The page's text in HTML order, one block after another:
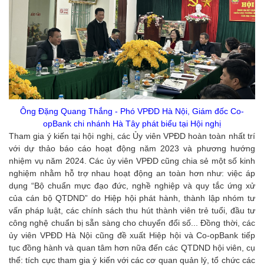
Ông Đặng Quang Thắng - Phó VPĐD Hà Nội, Giám đốc Co-
opBank chi nhánh Hà Tây phát biểu tại Hội nghị
Tham gia ý kiến tại hội nghị, các Ủy viên VPĐD hoàn toàn nhất trí
với dự thảo báo cáo hoạt động năm 2023 và phương hướng
nhiệm vụ năm 2024. Các ủy viên VPĐD cũng chia sẻ một số kinh
nghiệm nhằm hỗ trợ nhau hoạt động an toàn hơn như: việc áp
dụng “Bộ chuẩn mực đạo đức, nghề nghiệp và quy tắc ứng xử
của cán bộ QTDND” do Hiệp hội phát hành, thành lập nhóm tư
vấn pháp luật, các chính sách thu hút thành viên trẻ tuổi, đầu tư
công nghệ chuẩn bị sẵn sàng cho chuyển đổi số... Đồng thời, các
ủy viên VPĐD Hà Nội cũng đề xuất Hiệp hội và Co-opBank tiếp
tục đồng hành và quan tâm hơn nữa đến các QTDND hội viên, cụ
thể: tích cực tham gia ý kiến với các cơ quan quản lý, tổ chức các